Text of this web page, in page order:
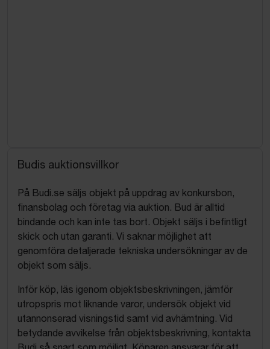
Budis auktionsvillkor
På Budi.se säljs objekt på uppdrag av konkursbon,
finansbolag och företag via auktion. Bud är alltid
bindande och kan inte tas bort. Objekt säljs i befintligt
skick och utan garanti. Vi saknar möjlighet att
genomföra detaljerade tekniska undersökningar av de
objekt som säljs.
Inför köp, läs igenom objektsbeskrivningen, jämför
utropspris mot liknande varor, undersök objekt vid
utannonserad visningstid samt vid avhämtning. Vid
betydande avvikelse från objektsbeskrivning, kontakta